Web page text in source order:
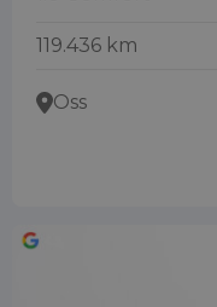
119.436 km
Oss